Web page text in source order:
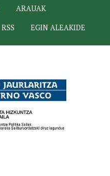
ARAUAK
RSS EGIN ALEAKIDE